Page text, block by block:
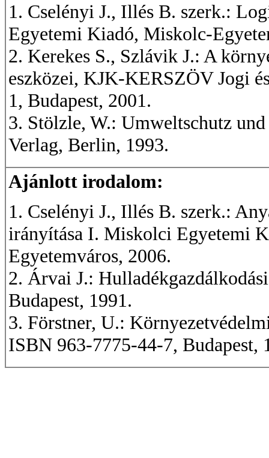
1. Cselényi J., Illés B. szerk.:
Egyetemi Kiadó, Miskolc-
2. Kerekes S., Szlávik J.: A
eszközei, KJK-KERSZÖV Jogi
1, Budapest, 2001.
3. Stölzle, W.: Umweltschutz
Verlag, Berlin, 1993.
Ajánlott irodalom:
1. Cselényi J., Illés B. szerk.:
irányítása I. Miskolci Egyetemi
Egyetemváros, 2006.
2. Árvai J.:
Budapest, 1991.
3. Förstner, U.:
ISBN 963-7775-44-7, Budapest,